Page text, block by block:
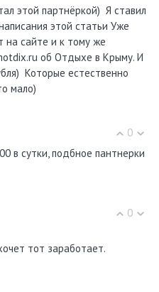
этой партнёркой) Я ставил
этой статьи Уже
на сайте и к тому же
об Отдыхе в Крыму. И
Которые естественно
мало)
0
в сутки, подбное пантнерки
0
тот заработает.